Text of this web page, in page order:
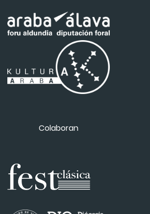
Colaboran